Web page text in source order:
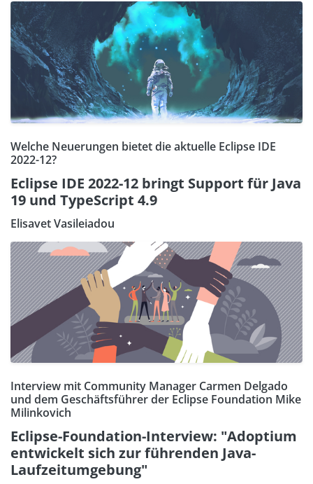
Welche Neuerungen bietet die aktuelle Eclipse IDE
2022-12?
Eclipse IDE 2022-12 bringt Support für Java
19 und TypeScript 4.9
Elisavet Vasileiadou
Interview mit Community Manager Carmen Delgado
und dem Geschäftsführer der Eclipse Foundation Mike
Milinkovich
Eclipse-Foundation-Interview: "Adoptium
entwickelt sich zur führenden Java-
Laufzeitumgebung"